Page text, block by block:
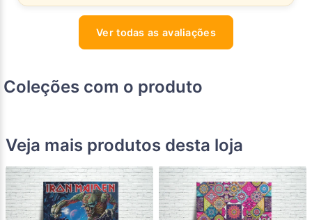
Ver todas as avaliações
Coleções com o produto
Veja mais produtos desta loja